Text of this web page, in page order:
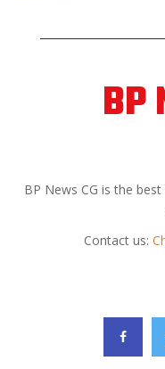
BP
BP News CG is the
Contact us: